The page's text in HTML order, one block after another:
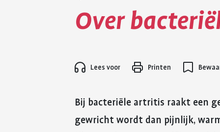
Diagnose
Vormen van
Over
Lees voor Printen
Bij bacteriële artritis raakt een
gewricht wordt dan pijnlijk,